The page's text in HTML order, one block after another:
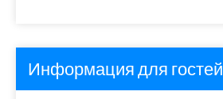
Информация для гостей